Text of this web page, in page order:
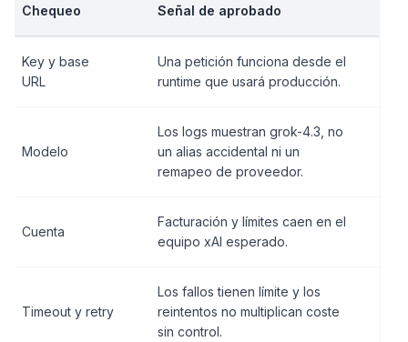
Chequeo Señal de aprobado
Key y base
URL
Una petición funciona desde el
runtime que usará producción.
Modelo
Los logs muestran grok-4.3, no
un alias accidental ni un
remapeo de proveedor.
Cuenta
Facturación y límites caen en el
equipo xAI esperado.
Timeout y retry
Los fallos tienen límite y los
reintentos no multiplican coste
sin control.